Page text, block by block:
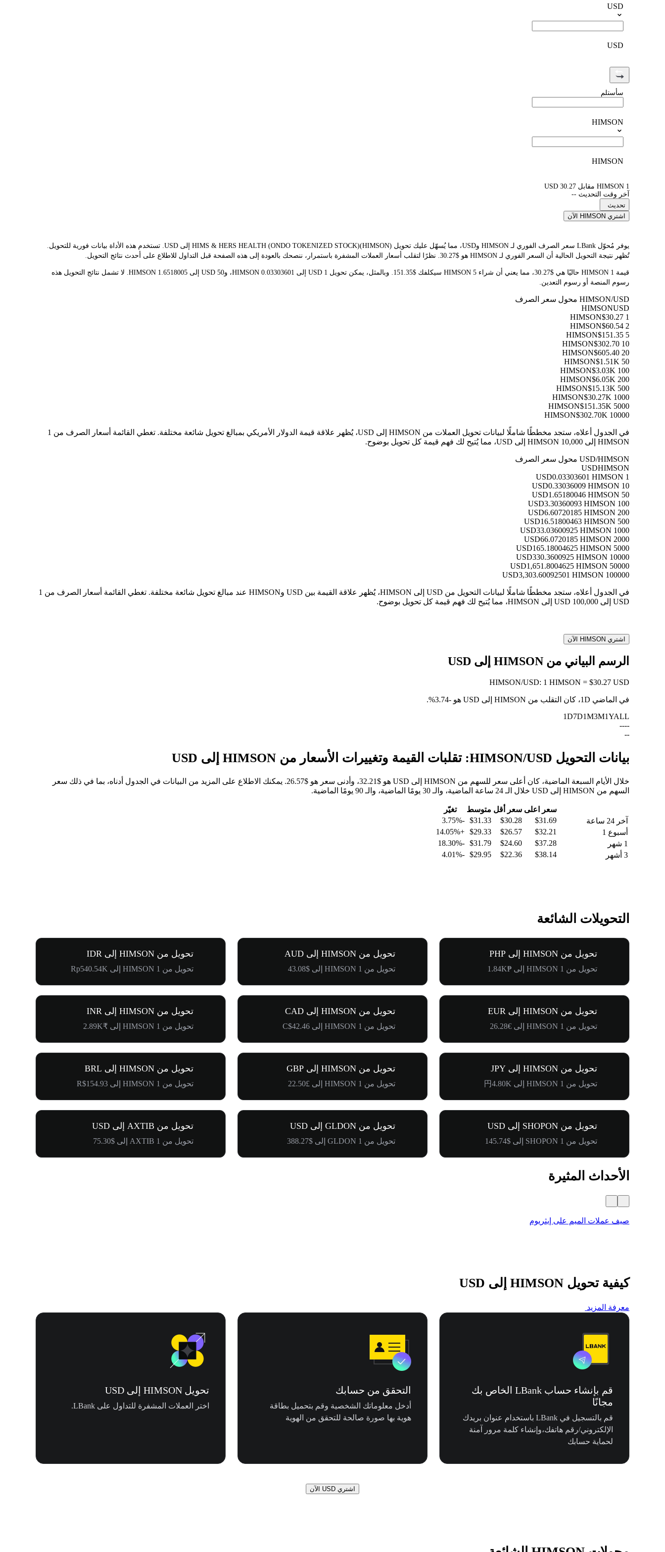
USD
USD
سأستلم
HIMSON
HIMSON
1 HIMSON مقابل 30.27 USD
آخر وقت التحديث --
تحديث
اشتري HIMSON الآن
يوفر مُحوّل LBank سعر الصرف الفوري لـ HIMSON وUSD، مما يُسهّل عليك تحويل HIMS & HERS HEALTH (ONDO TOKENIZED STOCK)(HIMSON) إلى USD. تستخدم هذه الأداة بيانات فورية للتحويل.
تُظهر نتيجة التحويل الحالية أن السعر الفوري لـ HIMSON هو $30.27. نظرًا لتقلب أسعار العملات المشفرة باستمرار، ننصحك بالعودة إلى هذه الصفحة قبل التداول للاطلاع على أحدث نتائج التحويل.
قيمة 1 HIMSON حاليًا هي $30.27، مما يعني أن شراء 5 HIMSON سيكلفك $151.35. وبالمثل، يمكن تحويل 1 USD إلى 0.03303601 HIMSON، و50 USD إلى 1.6518005 HIMSON. لا تشمل نتائج التحويل هذه
رسوم المنصة أو رسوم التعدين.
HIMSON/USD محول سعر الصرف
HIMSONUSD
1 HIMSON
$30.27
2 HIMSON
$60.54
5 HIMSON
$151.35
10 HIMSON
$302.70
20 HIMSON
$605.40
50 HIMSON
$1.51K
100 HIMSON
$3.03K
200 HIMSON
$6.05K
500 HIMSON
$15.13K
1000 HIMSON
$30.27K
5000 HIMSON
$151.35K
10000 HIMSON
$302.70K
في الجدول أعلاه، ستجد مخططًا شاملًا لبيانات تحويل العملات من HIMSON إلى USD، يُظهر علاقة قيمة الدولار الأمريكي بمبالغ تحويل شائعة مختلفة. تغطي القائمة أسعار الصرف من 1
HIMSON إلى 10,000 HIMSON إلى USD، مما يُتيح لك فهم قيمة كل تحويل بوضوح.
USD/HIMSON محول سعر الصرف
USDHIMSON
1 USD
0.03303601 HIMSON
10 USD
0.33036009 HIMSON
50 USD
1.65180046 HIMSON
100 USD
3.30360093 HIMSON
200 USD
6.60720185 HIMSON
500 USD
16.51800463 HIMSON
1000 USD
33.03600925 HIMSON
2000 USD
66.0720185 HIMSON
5000 USD
165.18004625 HIMSON
10000 USD
330.3600925 HIMSON
50000 USD
1,651.8004625 HIMSON
100000 USD
3,303.60092501 HIMSON
في الجدول أعلاه، ستجد مخططًا شاملًا لبيانات التحويل من USD إلى HIMSON، يُظهر علاقة القيمة بين USD وHIMSON عند مبالغ تحويل شائعة مختلفة. تغطي القائمة أسعار الصرف من 1
USD إلى 100,000 USD إلى HIMSON، مما يُتيح لك فهم قيمة كل تحويل بوضوح.
اشتري HIMSON الآن
الرسم البياني من HIMSON إلى USD
HIMSON/USD: 1 HIMSON = $30.27 USD
في الماضي 1D، كان التقلب من HIMSON إلى USD هو -3.74%
.
1D7D1M3M1YALL
--
--
--
بيانات التحويل HIMSON/USD: تقلبات القيمة وتغييرات الأسعار من HIMSON إلى USD
خلال الأيام السبعة الماضية، كان أعلى سعر للسهم من HIMSON إلى USD هو $32.21، وأدنى سعر هو $26.57. يمكنك الاطلاع على المزيد من البيانات في الجدول أدناه، بما في ذلك سعر
السهم من HIMSON إلى USD خلال الـ 24 ساعة الماضية، والـ 30 يومًا الماضية، والـ 90 يومًا الماضية.
سعر اعلى سعر أقل متوسط
تغيّر
آخر 24 ساعة
$31.69
$30.28
$31.33
-3.75%
أسبوع 1
$32.21
$26.57
$29.33
+14.05%
1 شهر
$37.28
$24.60
$31.79
-18.30%
3 أشهر
$38.14
$22.36
$29.95
-4.01%
التحويلات الشائعة
تحويل من HIMSON إلى PHP
تحويل من 1 HIMSON إلى ₱1.84K
تحويل من HIMSON إلى AUD
تحويل من 1 HIMSON إلى $43.08
تحويل من HIMSON إلى IDR
تحويل من 1 HIMSON إلى Rp540.54K
تحويل من HIMSON إلى EUR
تحويل من 1 HIMSON إلى €26.28
تحويل من HIMSON إلى CAD
تحويل من 1 HIMSON إلى C$42.46
تحويل من HIMSON إلى INR
تحويل من 1 HIMSON إلى ₹2.89K
تحويل من HIMSON إلى JPY
تحويل من 1 HIMSON إلى 円4.80K
تحويل من HIMSON إلى GBP
تحويل من 1 HIMSON إلى £22.50
تحويل من HIMSON إلى BRL
تحويل من 1 HIMSON إلى R$154.93
تحويل من SHOPON إلى USD
تحويل من 1 SHOPON إلى $145.74
تحويل من GLDON إلى USD
تحويل من 1 GLDON إلى $388.27
تحويل من AXTIB إلى USD
تحويل من 1 AXTIB إلى $75.30
الأحداث المثيرة
صيف عملات الميم على إيثريوم
كيفية تحويل HIMSON إلى USD
معرفة المزيد
قم بإنشاء حساب LBank الخاص بك
مجانًا
قم بالتسجيل في LBank باستخدام عنوان بريدك
الإلكتروني/رقم هاتفك،وإنشاء كلمة مرور آمنة
لحماية حسابك
التحقق من حسابك
أدخل معلوماتك الشخصية وقم بتحميل بطاقة
هوية بها صورة صالحة للتحقق من الهوية
تحويل HIMSON إلى USD
اختر العملات المشفرة للتداول على LBank.
اشتري USD الآن